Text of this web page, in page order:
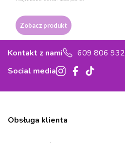
Zobacz produkt
Kontakt z nami 609 806 932
Social media
Linki w stopce
Obsługa klienta